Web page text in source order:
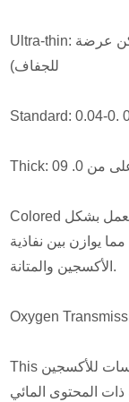
Ultra-thin: أقل من 0.04 مم (زيادة الأكسجين ولكن عرضة
للجفاف)
Standard: 0.04-0.
Colored العدسات التي تستخدم تقنية الساندويتش تعمل بشكل
0.04 مم إلى 0.065 مم ، مما يوازن بين نفاذية
الأكسجين والمتانة.
Oxygen
This يشير القياس الحرج إلى مدى سماح العدسات للأكسجين
ذات المحتوى المائي